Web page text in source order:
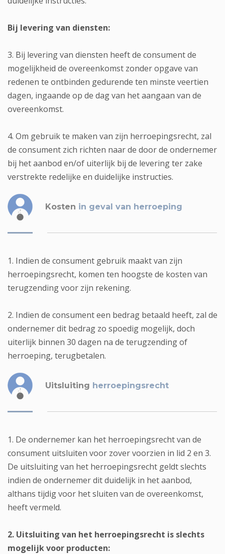
Bij levering van diensten:
3. Bij levering van diensten heeft de consument de
mogelijkheid de overeenkomst zonder opgave van
redenen te ontbinden gedurende ten minste veertien
dagen, ingaande op de dag van het aangaan van de
overeenkomst.
4. Om gebruik te maken van zijn herroepingsrecht, zal
de consument zich richten naar de door de ondernemer
bij het aanbod en/of uiterlijk bij de levering ter zake
verstrekte redelijke en duidelijke instructies.
Kosten in geval van herroeping
1. Indien de consument gebruik maakt van zijn
herroepingsrecht, komen ten hoogste de kosten van
terugzending voor zijn rekening.
2. Indien de consument een bedrag betaald heeft, zal de
ondernemer dit bedrag zo spoedig mogelijk, doch
uiterlijk binnen 30 dagen na de terugzending of
herroeping, terugbetalen.
Uitsluiting herroepingsrecht
1. De ondernemer kan het herroepingsrecht van de
consument uitsluiten voor zover voorzien in lid 2 en 3.
De uitsluiting van het herroepingsrecht geldt slechts
indien de ondernemer dit duidelijk in het aanbod,
althans tijdig voor het sluiten van de overeenkomst,
heeft vermeld.
2. Uitsluiting van het herroepingsrecht is slechts
mogelijk voor producten: